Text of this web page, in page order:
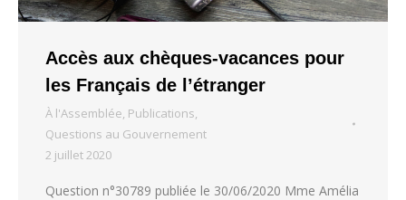
Accès aux chèques-vacances pour
les Français de l’étranger
À l'Assemblée, Publications,
Questions au Gouvernement
2 juillet 2020
Question n°30789 publiée le 30/06/2020 Mme Amélia